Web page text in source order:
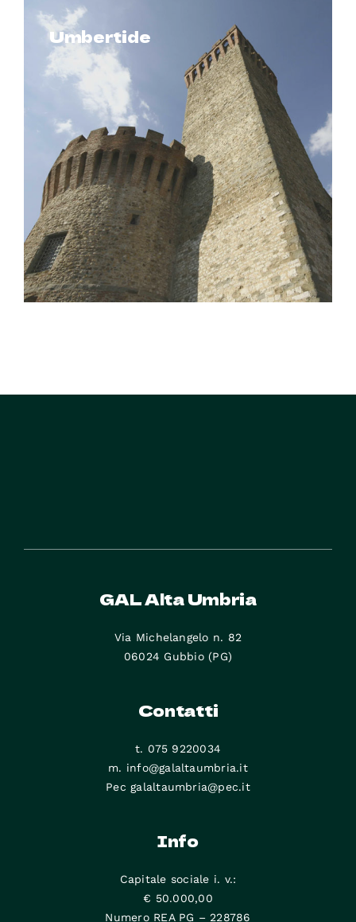
Umbertide
GAL Alta Umbria
Via Michelangelo n. 82
06024 Gubbio (PG)
Contatti
t. 075 9220034
m. info@galaltaumbria.it
Pec galaltaumbria@pec.it
Info
Capitale sociale i. v.:
€ 50.000,00
Numero REA PG – 228786